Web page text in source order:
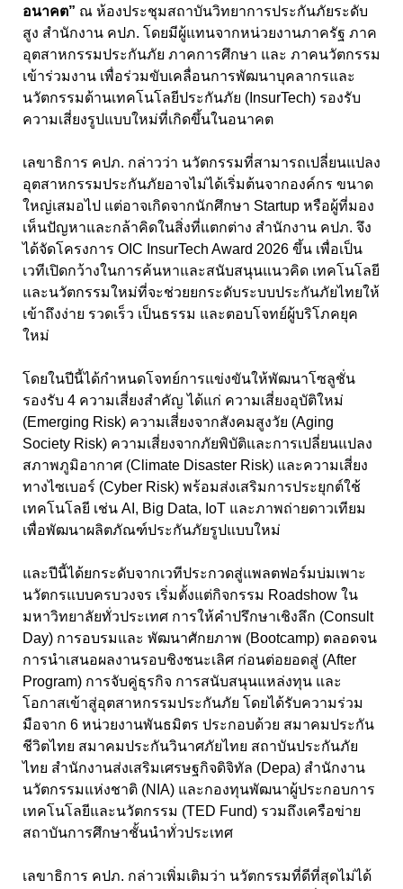
อนาคต” ณ ห้องประชุมสถาบันวิทยาการประกันภัยระดับ
สูง สำนักงาน คปภ. โดยมีผู้แทนจากหน่วยงานภาครัฐ ภาค
อุตสาหกรรมประกันภัย ภาคการศึกษา และ ภาคนวัตกรรม
เข้าร่วมงาน เพื่อร่วมขับเคลื่อนการพัฒนาบุคลากรและ
นวัตกรรมด้านเทคโนโลยีประกันภัย (InsurTech) รองรับ
ความเสี่ยงรูปแบบใหม่ที่เกิดขึ้นในอนาคต
เลขาธิการ คปภ. กล่าวว่า นวัตกรรมที่สามารถเปลี่ยนแปลง
อุตสาหกรรมประกันภัยอาจไม่ได้เริ่มต้นจากองค์กร ขนาด
ใหญ่เสมอไป แต่อาจเกิดจากนักศึกษา Startup หรือผู้ที่มอง
เห็นปัญหาและกล้าคิดในสิ่งที่แตกต่าง สำนักงาน คปภ. จึง
ได้จัดโครงการ OIC InsurTech Award 2026 ขึ้น เพื่อเป็น
เวทีเปิดกว้างในการค้นหาและสนับสนุนแนวคิด เทคโนโลยี
และนวัตกรรมใหม่ที่จะช่วยยกระดับระบบประกันภัยไทยให้
เข้าถึงง่าย รวดเร็ว เป็นธรรม และตอบโจทย์ผู้บริโภคยุค
ใหม่
โดยในปีนี้ได้กำหนดโจทย์การแข่งขันให้พัฒนาโซลูชั่น
รองรับ 4 ความเสี่ยงสำคัญ ได้แก่ ความเสี่ยงอุบัติใหม่
(Emerging Risk) ความเสี่ยงจากสังคมสูงวัย (Aging
Society Risk) ความเสี่ยงจากภัยพิบัติและการเปลี่ยนแปลง
สภาพภูมิอากาศ (Climate Disaster Risk) และความเสี่ยง
ทางไซเบอร์ (Cyber Risk) พร้อมส่งเสริมการประยุกต์ใช้
เทคโนโลยี เช่น AI, Big Data, IoT และภาพถ่ายดาวเทียม
เพื่อพัฒนาผลิตภัณฑ์ประกันภัยรูปแบบใหม่
และปีนี้ได้ยกระดับจากเวทีประกวดสู่แพลตฟอร์มบ่มเพาะ
นวัตกรแบบครบวงจร เริ่มตั้งแต่กิจกรรม Roadshow ใน
มหาวิทยาลัยทั่วประเทศ การให้คำปรึกษาเชิงลึก (Consult
Day) การอบรมและ พัฒนาศักยภาพ (Bootcamp) ตลอดจน
การนำเสนอผลงานรอบชิงชนะเลิศ ก่อนต่อยอดสู่ (After
Program) การจับคู่ธุรกิจ การสนับสนุนแหล่งทุน และ
โอกาสเข้าสู่อุตสาหกรรมประกันภัย โดยได้รับความร่วม
มือจาก 6 หน่วยงานพันธมิตร ประกอบด้วย สมาคมประกัน
ชีวิตไทย สมาคมประกันวินาศภัยไทย สถาบันประกันภัย
ไทย สำนักงานส่งเสริมเศรษฐกิจดิจิทัล (Depa) สำนักงาน
นวัตกรรมแห่งชาติ (NIA) และกองทุนพัฒนาผู้ประกอบการ
เทคโนโลยีและนวัตกรรม (TED Fund) รวมถึงเครือข่าย
สถาบันการศึกษาชั้นนำทั่วประเทศ
เลขาธิการ คปภ. กล่าวเพิ่มเติมว่า นวัตกรรมที่ดีที่สุดไม่ได้